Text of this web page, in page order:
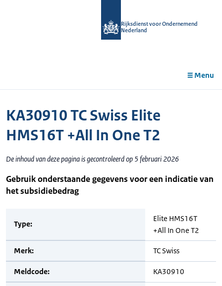
Rijksdienst voor Ondernemend
Nederland
Menu
KA30910 TC Swiss Elite
HMS16T +All In One T2
De inhoud van deze pagina is gecontroleerd op 5 februari 2026
Gebruik onderstaande gegevens voor een indicatie van
het subsidiebedrag
Type:
Elite HMS16T
+All In One T2
Merk: TC Swiss
Meldcode: KA30910